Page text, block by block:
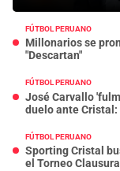
FÚTBOL PERUANO
Millonarios se
"Descartan"
FÚTBOL PERUANO
José Carvallo
duelo ante Cristal:
FÚTBOL PERUANO
Sporting Cristal
el Torneo Clausura